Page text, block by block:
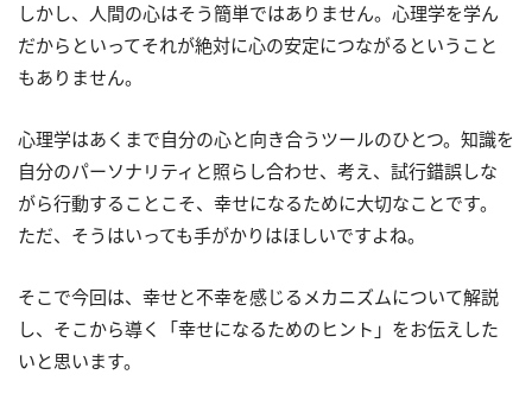
しかし、人間の心はそう簡単ではありません。心理学を学ん
だからといってそれが絶対に心の安定につながるということ
もありません。
心理学はあくまで自分の心と向き合うツールのひとつ。知識を
自分のパーソナリティと照らし合わせ、考え、試行錯誤しな
がら行動することこそ、幸せになるために大切なことです。
ただ、そうはいっても手がかりはほしいですよね。
そこで今回は、幸せと不幸を感じるメカニズムについて解説
し、そこから導く「幸せになるためのヒント」をお伝えした
いと思います。